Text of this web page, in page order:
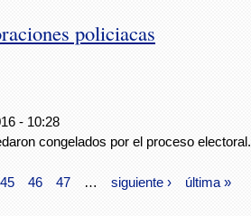
policiacas
- 10:28
congelados por el proceso electoral.
45 46 47 … siguiente › última »